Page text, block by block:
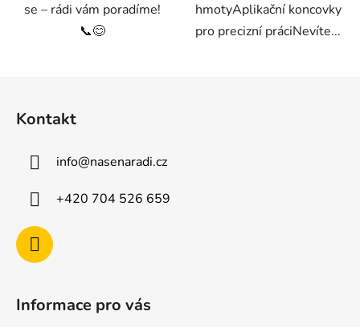
se – rádi vám poradíme!
📞😊
hmotyAplikační koncovky
pro precizní práciNevíte...
Kontakt
info@nasenaradi.cz
+420 704 526 659
Informace pro vás